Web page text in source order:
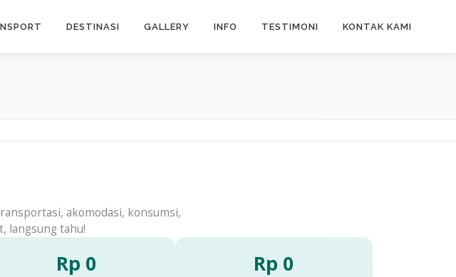
DESTINASI GALLERY INFO TESTIMONI KONTAK KAMI
akomodasi, konsumsi,
langsung tahu!
Rp 0 Rp 0